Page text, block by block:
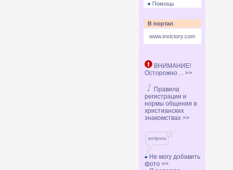
Помощь
В портал
www.invictory.com
ВНИМАНИЕ!
Осторожно ... >>
Правила
регистрации и
нормы общения в
христианских
знакомствах >>
Не могу добавить
фото >>